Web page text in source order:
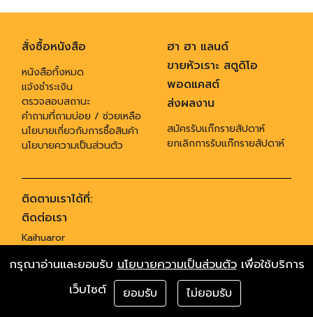
สั่งซื้อหนังสือ
หนังสือทั้งหมด
แจ้งชำระเงิน
ตรวจสอบสถานะ
คำถามที่ถามบ่อย / ช่วยเหลือ
นโยบายเกี่ยวกับการซื้อสินค้า
นโยบายความเป็นส่วนตัว
ฮา ฮา แลนด์
ขายหัวเราะ สตูดิโอ
พอดแคสต์
ส่งผลงาน
สมัครรับแก๊กรายสัปดาห์
ยกเลิกการรับแก๊กรายสัปดาห์
ติดตามเราได้ที่:
ติดต่อเรา
Kaihuaror
โทร 02-6419955,ติตต่อโฆษณา gagservice@banluegroup.com
Copyrights © 2015 All Rights Reserved by Kaihuaror
กรุณาอ่านและยอมรับนโยบายความเป็นส่วนตัวเพื่อใช้บริการ
เว็บไซต์
ยอมรับ ไม่ยอมรับ